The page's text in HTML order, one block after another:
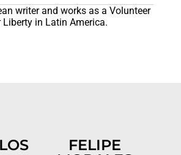
writer and works as a Volunteer
in Latin America.
FELIPE